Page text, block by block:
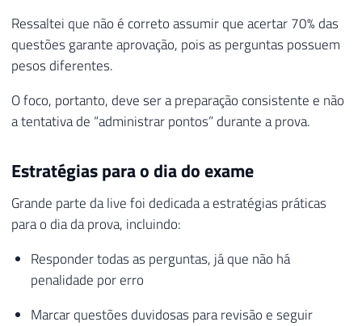
Ressaltei que não é correto assumir que acertar 70% das
questões garante aprovação, pois as perguntas possuem
pesos diferentes.
O foco, portanto, deve ser a preparação consistente e não
a tentativa de “administrar pontos” durante a prova.
Estratégias para o dia do exame
Grande parte da live foi dedicada a estratégias práticas
para o dia da prova, incluindo:
Responder todas as perguntas, já que não há
penalidade por erro
Marcar questões duvidosas para revisão e seguir